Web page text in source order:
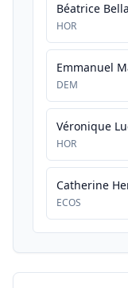
Béatrice
HOR
Emmanuel
DEM
Véronique
HOR
Catherine
ECOS